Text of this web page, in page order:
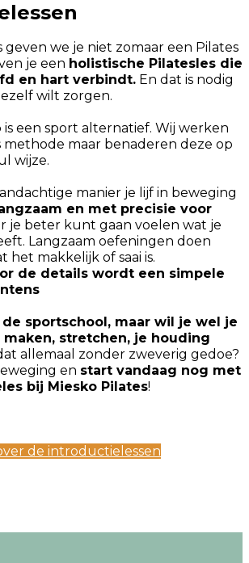
geven we je niet zomaar een Pilates
je een holistische Pilatesles die
en hart verbindt. En dat is nodig
wilt zorgen.
is een sport alternatief. Wij werken
methode maar benaderen deze op
wijze.
manier je lijf in beweging
en met precisie voor
je beter kunt gaan voelen wat je
Langzaam oefeningen doen
het makkelijk of saai is.
de details wordt een simpele
de sportschool, maar wil je wel je
stretchen, je houding
allemaal zonder zweverig gedoe?
en start vandaag nog met
bij Miesko Pilates!
de introductielessen